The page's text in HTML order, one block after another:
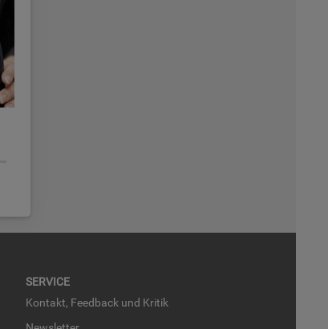
SER­VICE
Kon­takt, Feed­back und Kri­tik